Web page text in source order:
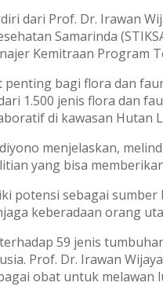
dari Prof. Dr. Irawan
Samarinda
Kemitraan Program
bagi flora dan
1.500 jenis flora dan
di kawasan Hutan
menjelaskan,
yang bisa
potensi sebagai
keberadaan orang
59 jenis
Prof. Dr. Irawan
obat untuk